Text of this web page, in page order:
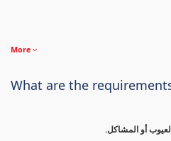
More
What are the
أو المشاكل.